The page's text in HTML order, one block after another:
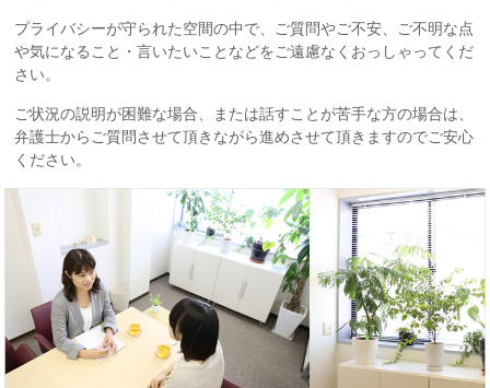
プライバシーが守られた空間の中で、ご質問やご不安、ご不明な点
や気になること・言いたいことなどをご遠慮なくおっしゃってくだ
さい。
ご状況の説明が困難な場合、または話すことが苦手な方の場合は、
弁護士からご質問させて頂きながら進めさせて頂きますのでご安心
ください。